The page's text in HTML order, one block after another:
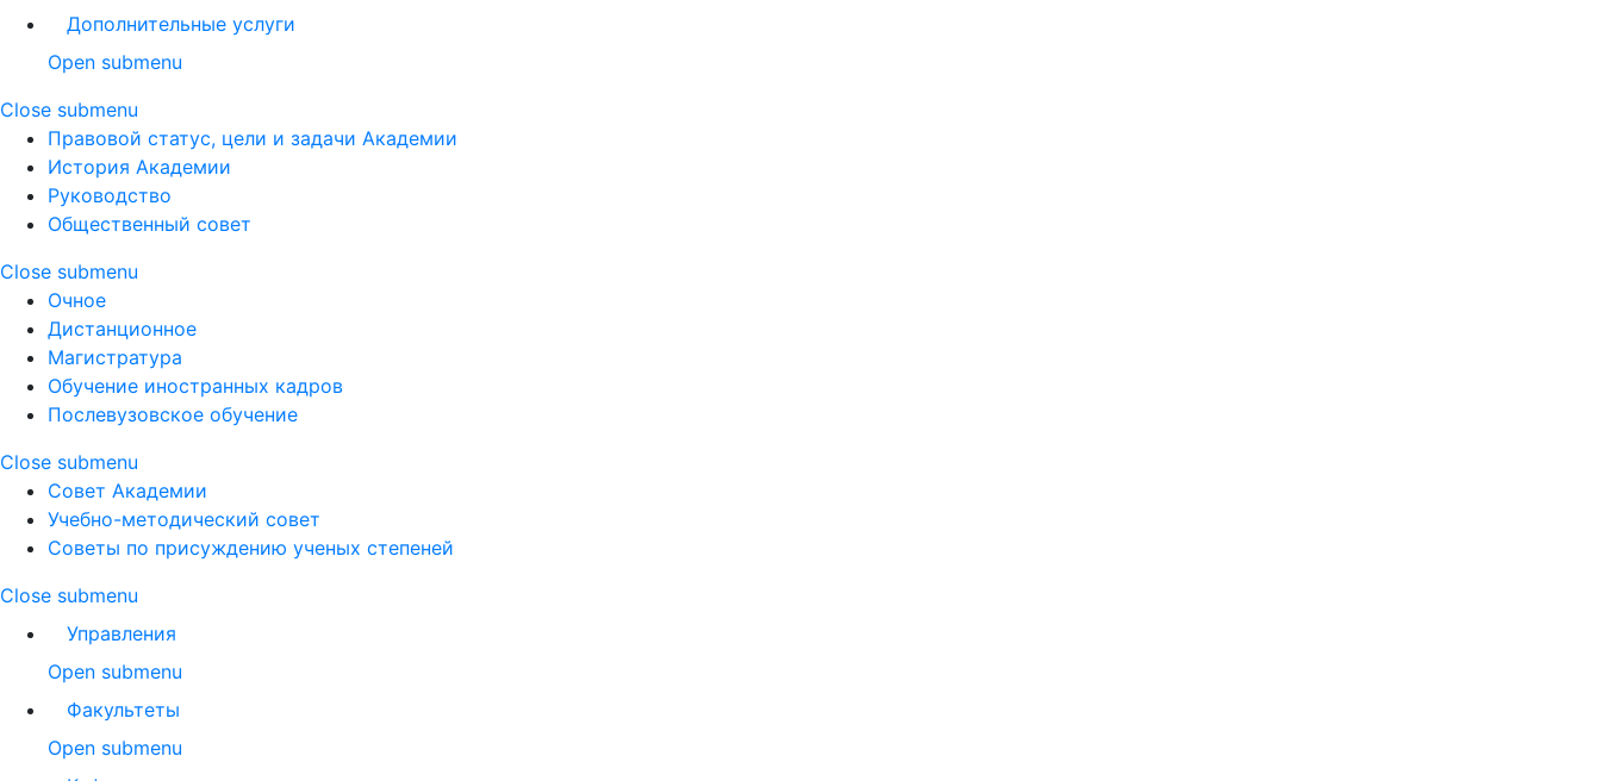
Дополнительные услуги
Open submenu
Close submenu
Правовой статус, цели и задачи Академии
История Академии
Руководство
Общественный совет
Close submenu
Очное
Дистанционное
Магистратура
Обучение иностранных кадров
Послевузовское обучение
Close submenu
Совет Академии
Учебно-методический совет
Советы по присуждению ученых степеней
Close submenu
Управления
Open submenu
Факультеты
Open submenu